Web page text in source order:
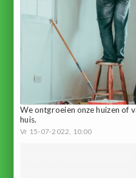
We ontgroeien onze huizen of
huis.
Vr 15-07-2022, 10:00